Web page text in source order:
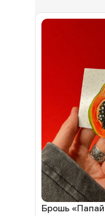
Брошь